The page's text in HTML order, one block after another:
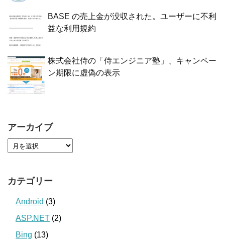
BASE の売上金が没収された。ユーザーに不利
益な利用規約
株式会社侍の「侍エンジニア塾」、キャンペー
ン期限に虚偽の表示
アーカイブ
カテゴリー
Android (3)
ASP.NET (2)
Bing (13)